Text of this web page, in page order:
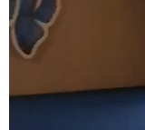
レ
ー
ー